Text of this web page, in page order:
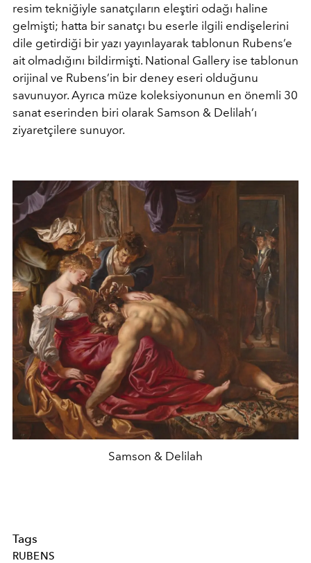
resim tekniğiyle sanatçıların eleştiri odağı haline
gelmişti; hatta bir sanatçı bu eserle ilgili endişelerini
dile getirdiği bir yazı yayınlayarak tablonun Rubens’e
ait olmadığını bildirmişti. National Gallery ise tablonun
orijinal ve Rubens’in bir deney eseri olduğunu
savunuyor. Ayrıca müze koleksiyonunun en önemli 30
sanat eserinden biri olarak Samson & Delilah’ı
ziyaretçilere sunuyor.
Samson & Delilah
Tags
RUBENS